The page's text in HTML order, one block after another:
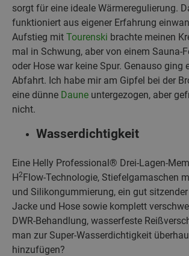
sorgt für eine ideale Wärmeregulierung.
funktioniert aus eigener Erfahrung
Aufstieg mit Tourenski brachte meinen
mal in Schwung, aber von einem Sauna-
oder Hose war keine Spur. Genauso ging
Abfahrt. Ich habe mir am Gipfel bei der
eine dünne Daune untergezogen, aber
nicht.
Wasserdichtigkeit
Eine Helly Professional® Drei-Lagen-
H2Flow-Technologie, Stiefelgamaschen
und Silikongummierung, ein gut
Jacke und Hose sowie komplett
DWR-Behandlung, wasserfeste
man zur Super-Wasserdichtigkeit
hinzufügen?